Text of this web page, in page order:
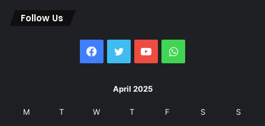
Follow Us
Facebook
Twitter YouTubeWhatsApp
April 2025
M T W T F S S